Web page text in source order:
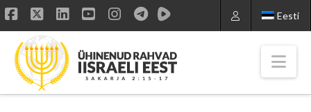
Eesti
Facebook
X LinkedIn
YouTube
Instagram